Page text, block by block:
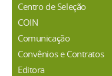
Centro de Seleção
COIN
Comunicação
Convênios e Contratos
Editora